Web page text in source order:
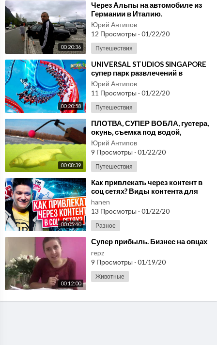
00:20:36
⁣Через Альпы на автомобиле из
Германии в Италию.
Альтернативный отдых.
Юрий Антипов
12 Просмотры · 01/22/20
Путешествия
00:20:58
⁣UNIVERSAL STUDIOS SINGAPORE
супер парк развлечений в
Сингапуре! Отдых в ЮВА влог
Юрий Антипов
11 Просмотры · 01/22/20
Путешествия
00:08:39
⁣ПЛОТВА, СУПЕР ВОБЛА, густера,
окунь, съемка под водой,
рыбалка в Астраханской области
в январе 2019.
Юрий Антипов
9 Просмотры · 01/22/20
Путешествия
00:05:40
⁣Как привлекать через контент в
соц сетях? Виды контента для
привлечения в МЛМ- бизнес
через соц сети
hanen
13 Просмотры · 01/22/20
Разное
00:12:00
⁣Супер прибыль. Бизнес на овцах
repz
9 Просмотры · 01/19/20
Животные